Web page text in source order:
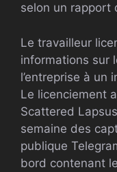
selon un rapport
Le travailleur
informations sur
l’entreprise à un
Le licenciement
Scattered
semaine des
publique
bord contenant